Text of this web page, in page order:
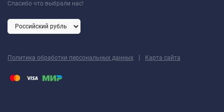
Спасибо что выбрали нас!
Политика обработки персональных данных | Карта сайта